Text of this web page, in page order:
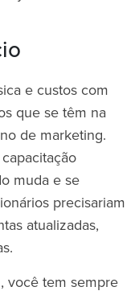
e custos com
que se têm na
de marketing.
muda e se
precisariam
atualizadas,
você tem sempre